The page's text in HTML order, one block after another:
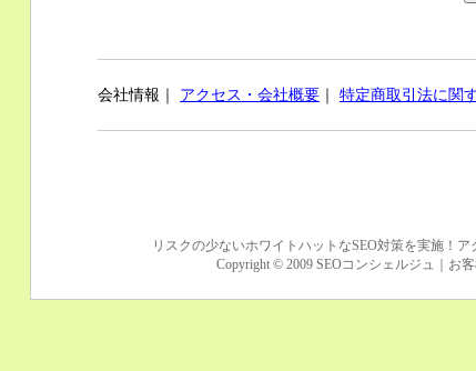
会社情報｜ アクセス・会社概要 ｜ 特定商取引法に関
リスクの少ないホワイトハットなSEO対策を実施！
Copyright © 2009 SEOコンシェルジュ｜お